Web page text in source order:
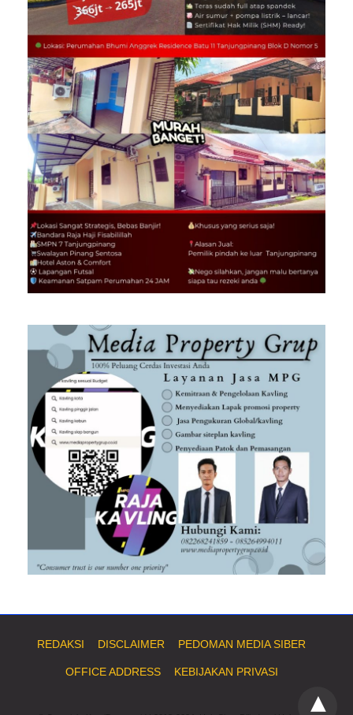
REDAKSI DISCLAIMER PEDOMAN MEDIA SIBER
OFFICE ADDRESS KEBIJAKAN PRIVASI